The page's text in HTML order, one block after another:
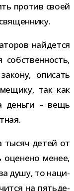
про­тив своей
най­дется
опи­сать
так как
деньги – вещь
тысяч детей от
менее,
душу, то наци­
на пять­де­